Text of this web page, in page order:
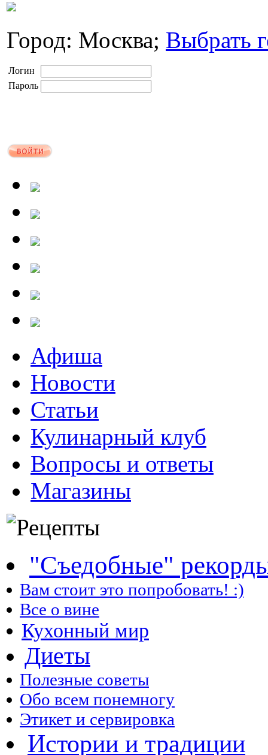
Город: Москва; Выбрать
Логин
Пароль
Афиша
Новости
Статьи
Кулинарный клуб
Вопросы и ответы
Магазины
"Съедобные"
Вам стоит это попробовать! :)
Все о вине
Кухонный мир
Диеты
Полезные советы
Обо всем понемногу
Этикет и сервировка
Истории и традиции